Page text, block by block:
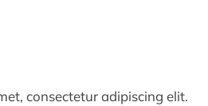
consectetur adipiscing elit.